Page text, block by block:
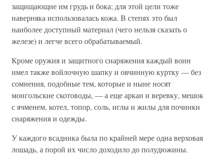
защищающие им грудь и бока; для этой цели тоже
наверняка использовалась кожа. В степях это был
наиболее доступный материал (чего нельзя сказать о
железе) и легче всего обрабатываемый.
Кроме оружия и защитного снаряжения каждый воин
имел также войлочную шапку и овчинную куртку — без
сомнения, подобные тем, которые и ныне носят
монгольские скотоводы, — а еще аркан и веревку, мешок
с ячменем, котел, топор, соль, иглы и жилы для починки
снаряжения и одежды.
У каждого всадника была по крайней мере одна верховая
лошадь, а порой их число доходило до полудюжины.